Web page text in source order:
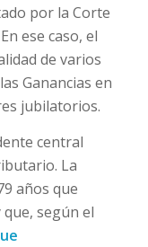
por la Corte
ese caso, el
de varios
Ganancias en
jubilatorios.
central
La
años que
según el